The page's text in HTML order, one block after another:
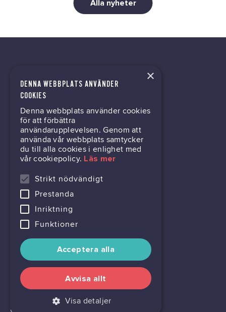
Alla nyheter
kontor@gil.se
031-63 64 80
Mölndalsvägen 30B
Box 24061
400 22 Göteborg
716444-6762
Cookie settings
×
DENNA WEBBPLATS ANVÄNDER
COOKIES
Denna webbplats använder cookies
för att förbättra
användarupplevelsen. Genom att
använda vår webbplats samtycker
du till alla cookies i enlighet med
vår cookiepolicy. Läs mer
Strikt nödvändigt
Prestanda
Inriktning
Funktioner
Acceptera alla
Avvisa allt
Visa detaljer